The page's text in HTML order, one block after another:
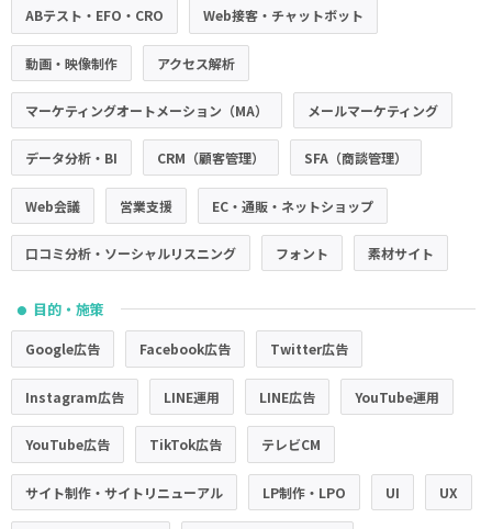
ABテスト・EFO・CRO Web接客・チャットボット
動画・映像制作 アクセス解析
マーケティングオートメーション（MA） メールマーケティング
データ分析・BI CRM（顧客管理） SFA（商談管理）
Web会議 営業支援 EC・通販・ネットショップ
口コミ分析・ソーシャルリスニング フォント 素材サイト
● 目的・施策
Google広告 Facebook広告 Twitter広告
Instagram広告 LINE運用 LINE広告 YouTube運用
YouTube広告 TikTok広告 テレビCM
サイト制作・サイトリニューアル LP制作・LPO UI UX